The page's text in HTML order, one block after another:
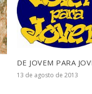
DE JOVEM PARA
13 de agosto de 2013